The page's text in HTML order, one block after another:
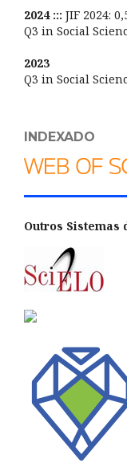
2024 ::: JIF 2024:
Q3 in Social
2023
Q3 in Social
INDEXADO
Outros Sistemas